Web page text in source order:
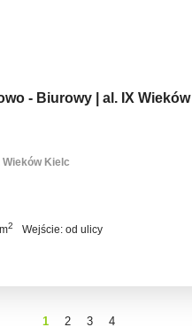
- Biurowy | al. IX Wieków |
Kielc
2 Wejście: od ulicy
1 2 3 4